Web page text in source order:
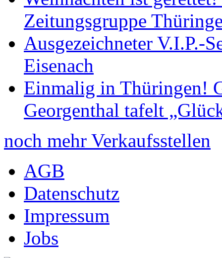
Zeitungsgruppe
Ausgezeichneter V.I.P.-
Eisenach
Einmalig in Thüringen!
Georgenthal tafelt
noch mehr Verkaufsstellen
AGB
Datenschutz
Impressum
Jobs